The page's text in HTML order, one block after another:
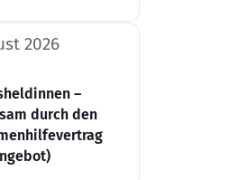
2026
–
durch den